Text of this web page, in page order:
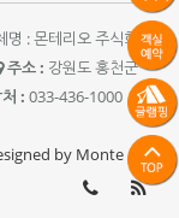
: 몬테리오 주식회사
주소 : 강원도 홍천군
: 033-436-1000
|
by Monte rio.